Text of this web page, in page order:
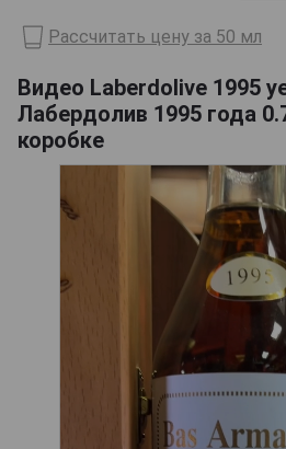
Рассчитать цену за 50 мл
Видео Laberdolive 1995
Лабердолив 1995 года
коробке